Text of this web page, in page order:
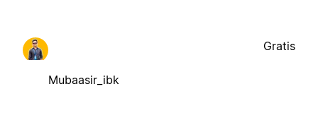
Mubaasir_ibk
Gratis